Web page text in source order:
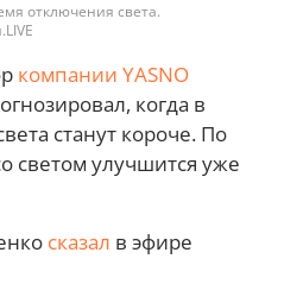
отключения света.
компании YASNO
когда в
станут короче. По
светом улучшится уже
сказал в эфире